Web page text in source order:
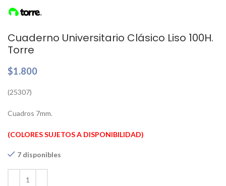
Cuaderno Universitario Clásico Liso 100H.
Torre
$1.800
(25307)
Cuadros 7mm.
(COLORES SUJETOS A DISPONIBILIDAD)
7 disponibles